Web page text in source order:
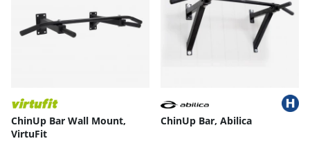
ChinUp Bar Wall Mount,
VirtuFit
ChinUp Bar, Abilica